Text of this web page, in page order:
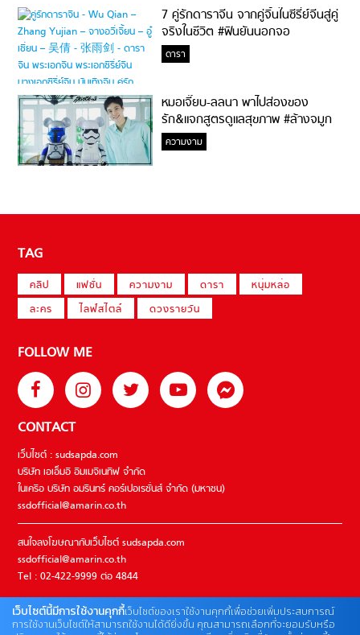
7 คู่รักดาราจีน จากคู่จิ้นในซีรี่ย์จีนสู่คู่
จริงในชีวิต #ฟินยันนอกจอ
ดารา
หมอเจี๊ยบ-ลลนา พาไปส่องของ
รัก&แจกสูตรดูแลสุขภาพ #ล้างจมูก
ไม่ยากจะสอนให้
ความงาม
TAG
คลิป แฟชั่น ความงาม ดารา
หนุ่มหล่อ
ละคร
ไลฟ์สไตล์ ดวงรายวัน
FOLLOW ME
CONTACT
เว็บไซต์ : sudsapda.com
บริษัท เอเอ็มอี อิมเมจิเนทีฟ จำกัด
ในเครือ บริษัท อมรินทร์ คอร์เปอเรชั่นส์ จำกัด (มหาชน)
ssdofficial@amarin.co.th
สนใจลงโฆษณากับเว็บไซต์ sudsapda.com
ssdofficial@amarin.co.th
Tel : 02-422-9999 ต่อ 4844
ติดต่อแจ้งปัญหาหรือร้องเรียน
เว็บไซต์นี้มีการใช้งานคุกกี้เว็บไซต์ของเราใช้งานคุกกี้เพื่อช่วยเพิ่มประสบการณ์
การใช้งานเว็บไซต์ให้สามารถใช้งานได้ดียิ่งขึ้น คุณสามารถเลือกที่จะยอมรับหรือ